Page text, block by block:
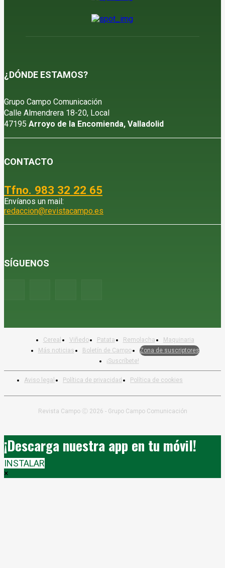
¿DÓNDE ESTAMOS?
Grupo Campo Comunicación
Calle Almendrera 18-20, Local
47195 Arroyo de la Encomienda, Valladolid
CONTACTO
Tfno. 983 32 22 65
Envíanos un mail:
redaccion@revistacampo.es
SÍGUENOS
Aviso legal Política de privacidad Política de cookies
Cereal Viñedo Patata Remolacha
Maquinaria
Más noticias
Boletín de Campo
Zona de suscriptores
¡Suscríbete!
Revista Campo Ⓒ 2026 - Grupo Campo Comunicación
¡Descarga nuestra app en tu móvil!
INSTALAR
×